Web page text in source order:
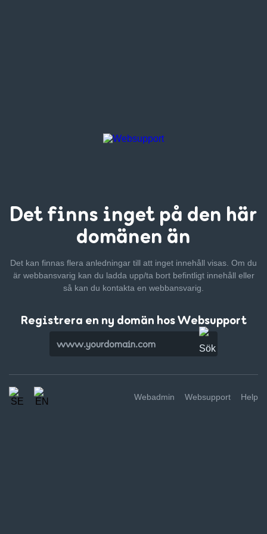
Det finns inget på den här
domänen än
Det kan finnas flera anledningar till att inget innehåll visas. Om du
är webbansvarig kan du ladda upp/ta bort befintligt innehåll eller
så kan du kontakta en webbansvarig.
Registrera en ny domän hos Websupport
Webadmin Websupport Help